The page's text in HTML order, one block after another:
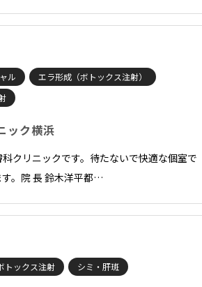
ル
エラ形成（ボトックス注射）
ック横浜
クリニックです。待たないで快適な個室で
。院 長 鈴木洋平都…
トックス注射
シミ・肝斑